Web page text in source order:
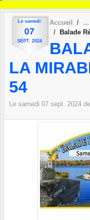
Le samedi
07
SEPT. 2024
Accueil
Balade
LA
54
Le samedi 07 sept. 2024